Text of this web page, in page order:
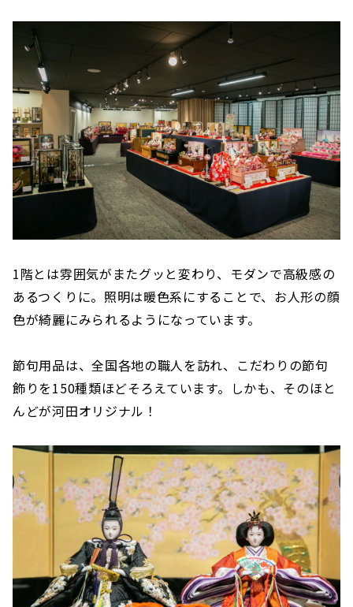
1階とは雰囲気がまたグッと変わり、モダンで高級感の
あるつくりに。照明は暖色系にすることで、お人形の顔
色が綺麗にみられるようになっています。
節句用品は、全国各地の職人を訪れ、こだわりの節句
飾りを150種類ほどそろえています。しかも、そのほと
んどが河田オリジナル！